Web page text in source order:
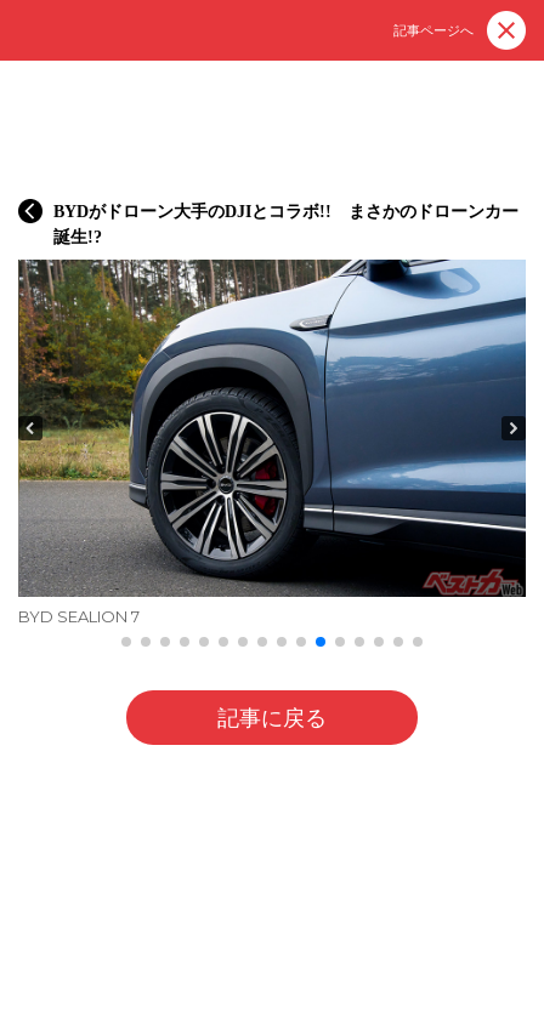
記事ページへ
BYDがドローン大手のDJIとコラボ!! まさかのドローンカー
誕生!?
BYD SEALION 7
記事に戻る